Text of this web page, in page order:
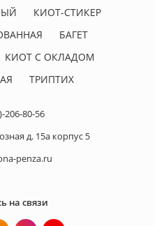
КИОТ-СТИКЕР
БАГЕТ
КИОТ С ОКЛАДОМ
ТРИПТИХ
206-80-56
д. 15а корпус 5
penza.ru
на связи